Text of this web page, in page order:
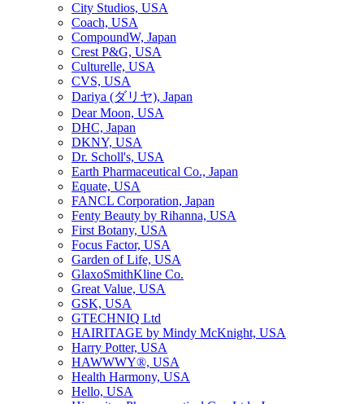
City Studios, USA
Coach, USA
CompoundW, Japan
Crest P&G, USA
Culturelle, USA
CVS, USA
Dariya (ダリヤ), Japan
Dear Moon, USA
DHC, Japan
DKNY, USA
Dr. Scholl's, USA
Earth Pharmaceutical Co., Japan
Equate, USA
FANCL Corporation, Japan
Fenty Beauty by Rihanna, USA
First Botany, USA
Focus Factor, USA
Garden of Life, USA
GlaxoSmithKline Co.
Great Value, USA
GSK, USA
GTECHNIQ Ltd
HAIRITAGE by Mindy McKnight, USA
Harry Potter, USA
HAWWWY®, USA
Health Harmony, USA
Hello, USA